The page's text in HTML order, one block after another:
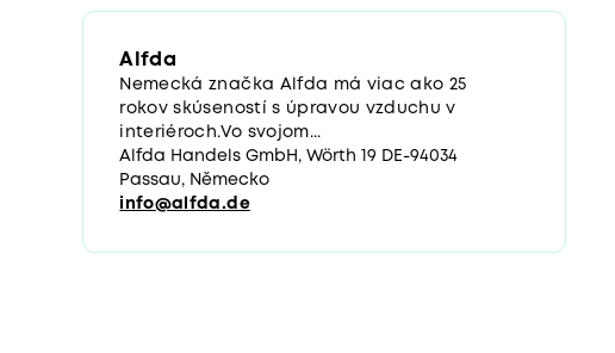
Alfda
Nemecká značka Alfda má viac ako 25
rokov skúseností s úpravou vzduchu v
interiéroch.Vo svojom...
Alfda Handels GmbH, Wörth 19 DE-94034
Passau, Německo
info@alfda.de